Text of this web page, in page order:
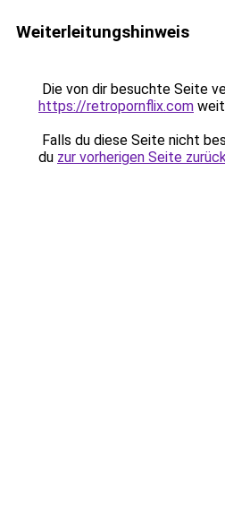
Weiterleitungshinweis
Die von dir besuchte Seite
https://retropornflix.com
Falls du diese Seite nicht
du zur vorherigen Seite